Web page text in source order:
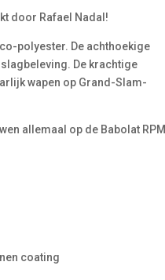
door Rafael Nadal!
polyester. De achthoekige
De krachtige
wapen op Grand-Slam-
allemaal op de Babolat RPM
coating